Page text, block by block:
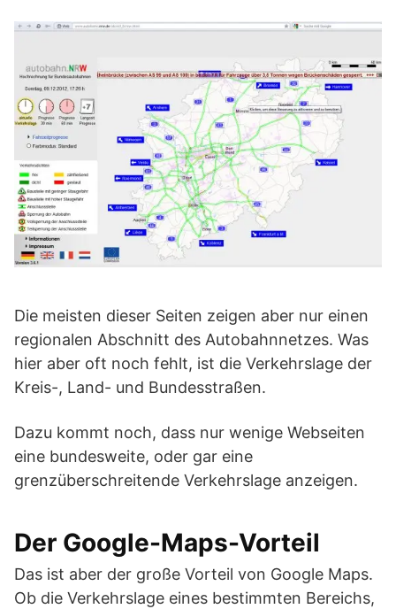
Die meisten dieser Seiten zeigen aber nur einen
regionalen Abschnitt des Autobahnnetzes. Was
hier aber oft noch fehlt, ist die Verkehrslage der
Kreis-, Land- und Bundesstraßen.
Dazu kommt noch, dass nur wenige Webseiten
eine bundesweite, oder gar eine
grenzüberschreitende Verkehrslage anzeigen.
Der Google-Maps-Vorteil
Das ist aber der große Vorteil von Google Maps.
Ob die Verkehrslage eines bestimmten Bereichs,